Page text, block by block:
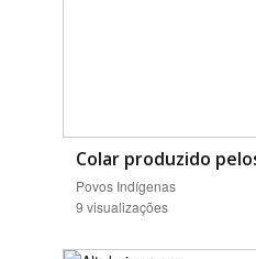
Colar produzido
Povos Indígenas
9 visualizações